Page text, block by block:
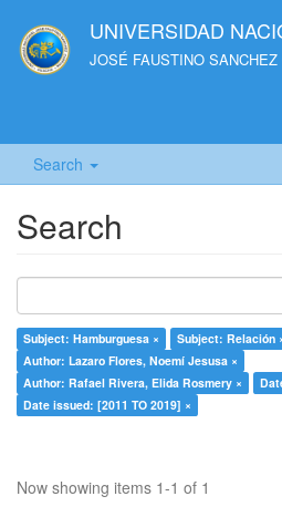
UNIVERSIDAD
JOSÉ FAUSTINO SANCHEZ
Search
Search
Subject: Hamburguesa ×
Subject: Relación
Author: Lazaro Flores, Noemí Jesusa ×
Author: Rafael Rivera, Elida Rosmery ×
Date issued: [2011 TO 2019] ×
Now showing items 1-1 of 1